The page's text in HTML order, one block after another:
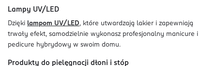
Lampy UV/LED
Dzięki lampom UV/LED, które utwardzają lakier i zapewniają
trwały efekt, samodzielnie wykonasz profesjonalny manicure i
pedicure hybrydowy w swoim domu.
Produkty do pielęgnacji dłoni i stóp